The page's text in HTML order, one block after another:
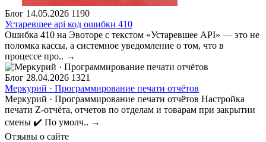
Блог 14.05.2026 1190
Устаревшее api код ошибки 410
Ошибка 410 на Эвоторе с текстом «Устаревшее API» — это не
поломка кассы, а системное уведомление о том, что в
процессе про.. →
Блог 28.04.2026 1321
Меркурий · Программирование печати отчётов
Меркурий · Программирование печати отчётов Настройка
печати Z-отчёта, отчетов по отделам и товарам при закрытии
смены ✔️ По умолч.. →
Отзывы о сайте